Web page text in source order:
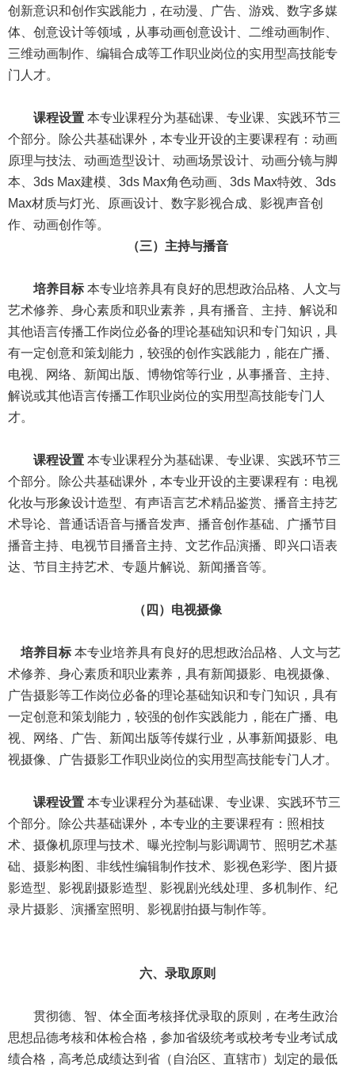
创新意识和创作实践能力，在动漫、广告、游戏、数字多媒
体、创意设计等领域，从事动画创意设计、二维动画制作、
三维动画制作、编辑合成等工作职业岗位的实用型高技能专
门人才。
课程设置 本专业课程分为基础课、专业课、实践环节三
个部分。除公共基础课外，本专业开设的主要课程有：动画
原理与技法、动画造型设计、动画场景设计、动画分镜与脚
本、 3ds Max建模、3ds Max角色动画、3ds Max特效、3ds
Max材质与灯光、原画设计、数字影视合成、影视声音创
作、动画创作等。
（三）主持与播音
培养目标本专业培养具有良好的思想政治品格、人文与
艺术修养、身心素质和职业素养，具有播音、主持、解说和
其他语言传播工作岗位必备的理论基础知识和专门知识，具
有一定创意和策划能力，较强的创作实践能力，能在广播、
电视、网络、新闻出版、博物馆等行业，从事播音、主持、
解说或其他语言传播工作职业岗位的实用型高技能专门人
才。
课程设置 本专业课程分为基础课、专业课、实践环节三
个部分。除公共基础课外，本专业开设的主要课程有：电视
化妆与形象设计造型、有声语言艺术精品鉴赏、播音主持艺
术导论、普通话语音与播音发声、播音创作基础、广播节目
播音主持、电视节目播音主持、文艺作品演播、即兴口语表
达、节目主持艺术、专题片解说、新闻播音等。
（四）电视摄像
培养目标本专业培养具有良好的思想政治品格、人文与艺
术修养、身心素质和职业素养，具有新闻摄影、电视摄像、
广告摄影等工作岗位必备的理论基础知识和专门知识，具有
一定创意和策划能力，较强的创作实践能力，能在广播、电
视、网络、广告、新闻出版等传媒行业，从事新闻摄影、电
视摄像、广告摄影工作职业岗位的实用型高技能专门人才。
课程设置 本专业课程分为基础课、专业课、实践环节三
个部分。除公共基础课外，本专业的主要课程有：照相技
术、摄像机原理与技术、曝光控制与影调调节、照明艺术基
础、摄影构图、非线性编辑制作技术、影视色彩学、图片摄
影造型、影视剧摄影造型、影视剧光线处理、多机制作、纪
录片摄影、演播室照明、影视剧拍摄与制作等。
六、录取原则
贯彻德、智、体全面考核择优录取的原则，在考生政治
思想品德考核和体检合格，参加省级统考或校考专业考试成
绩合格，高考总成绩达到省（自治区、直辖市）划定的最低